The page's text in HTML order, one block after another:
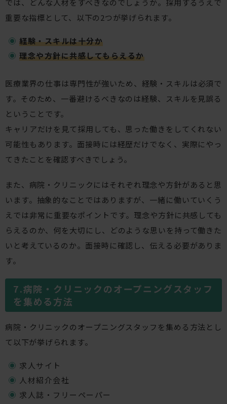
重要な指標として、以下の2つが挙げられます。
経験・スキルは十分か
理念や方針に共感してもらえるか
医療業界の仕事は専門性が強いため、経験・スキルは必須で
す。そのため、一番避けるべきなのは経験、スキルを見誤る
ということです。
キャリアだけを見て採用しても、思った働きをしてくれない
可能性もあります。面接時には経歴だけでなく、実際にやっ
てきたことを確認すべきでしょう。
また、病院・クリニックにはそれぞれ理念や方針があると思
います。抽象的なことではありますが、一緒に働いていくう
えでは非常に重要なポイントです。理念や方針に共感しても
らえるのか、何を大切にし、どのような思いを持って働きた
いと考えているのか。面接時に確認し、伝える必要がありま
す。
病院・クリニックのオープニングスタッフ
を集める方法
病院・クリニックのオープニングスタッフを集める方法とし
て以下が挙げられます。
求人サイト
人材紹介会社
求人誌・フリーペーパー